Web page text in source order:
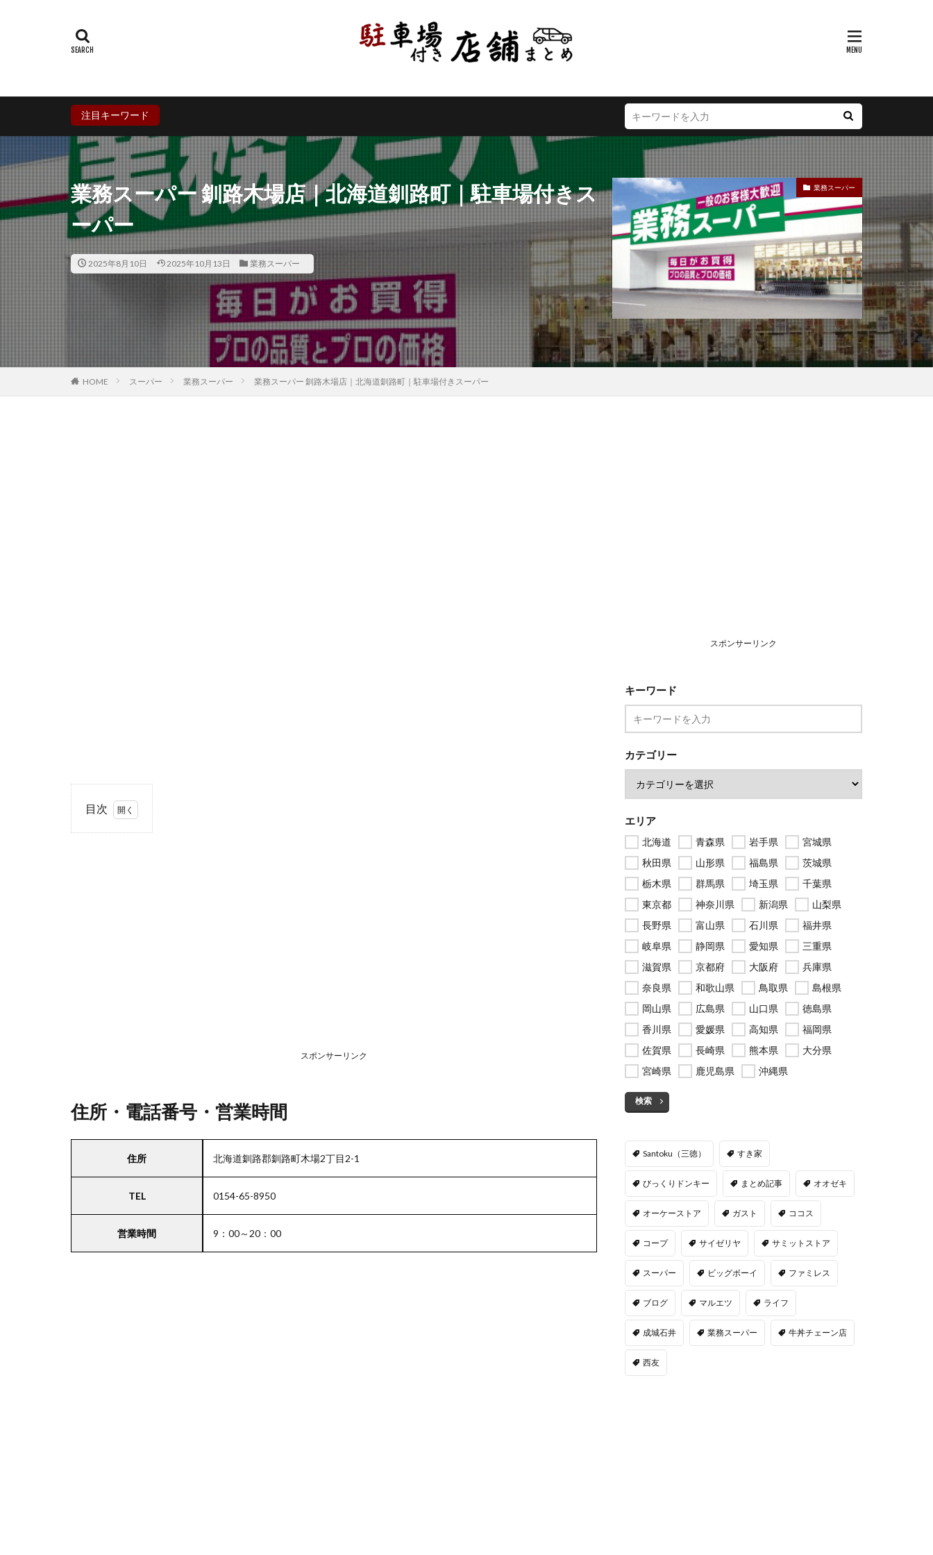
注目キーワード
業務スーパー 釧路木場店｜北海道釧路町｜駐車場付きス
ーパー
2025年8月10日 2025年10月13日 業務スーパー
業務スーパー
HOME スーパー 業務スーパー 業務スーパー 釧路木場店｜北海道釧路町｜駐車場付きスーパー
目次
エリ
場付
スポンサーリンク
住所・電話番号・営業時間
住所 北海道釧路郡釧路町木場2丁目2-1
TEL 0154-65-8950
営業時間 9：00～20：00
スポンサーリンク
キーワード
カテゴリー
エリア
北海道 青森県 岩手県
宮城県
秋田県
山形県 福島県
茨城県
栃木県
群馬県 埼玉県
千葉県
東京都
神奈川県 新潟県
山梨県
長野県
富山県 石川県
福井県
岐阜県
静岡県 愛知県
三重県
滋賀県
京都府 大阪府
兵庫県
奈良県
和歌山県 鳥取県
島根県
岡山県
広島県 山口県
徳島県
香川県
愛媛県 高知県
福岡県
佐賀県
長崎県 熊本県
大分県
宮崎県
鹿児島県 沖縄県
検索
Santoku（三徳） すき家
びっくりドンキー まとめ記事 オオゼキ
オーケーストア ガスト ココス
コープ サイゼリヤ サミットストア
スーパー ビッグボーイ ファミレス
ブログ マルエツ ライフ
成城石井 業務スーパー 牛丼チェーン店
西友
岐阜県 静岡県 愛知県 三重県 滋賀県
鳥取県 島根県 岡山県 広島県
鹿児島県
沖縄県
検索